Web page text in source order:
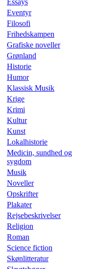
Essays
Eventyr
Filosofi
Frihedskampen
Grafiske noveller
Grønland
Historie
Humor
Klassisk Musik
Krige
Krimi
Kultur
Kunst
Lokalhistorie
Medicin, sundhed og
sygdom
Musik
Noveller
Opskrifter
Plakater
Rejsebeskrivelser
Religion
Roman
Science fiction
Skønlitteratur